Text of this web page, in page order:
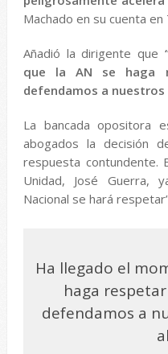
Machado en su cuenta
Añadió la dirigente que
que la AN se haga
defendamos a nuestros
La bancada opositora
abogados la decisión
respuesta contundente.
Unidad, José Guerra,
Nacional se hará
Ha llegado el
haga
defendamos a